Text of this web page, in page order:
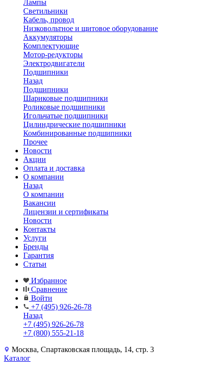
Лампы
Светильники
Кабель, провод
Низковольтное и щитовое оборудование
Аккумуляторы
Комплектующие
Мотор-редукторы
Электродвигатели
Подшипники
Назад
Подшипники
Шариковые подшипники
Роликовые подшипники
Игольчатые подшипники
Цилиндрические подшипники
Комбинированные подшипники
Прочее
Новости
Акции
Оплата и доставка
О компании
Назад
О компании
Вакансии
Лицензии и сертификаты
Новости
Контакты
Услуги
Бренды
Гарантия
Статьи
Избранное
Сравнение
Войти
+7 (495) 926-26-78
Назад
+7 (495) 926-26-78
+7 (800) 555-21-18
Москва, Спартаковская площадь, 14, стр. 3
Каталог